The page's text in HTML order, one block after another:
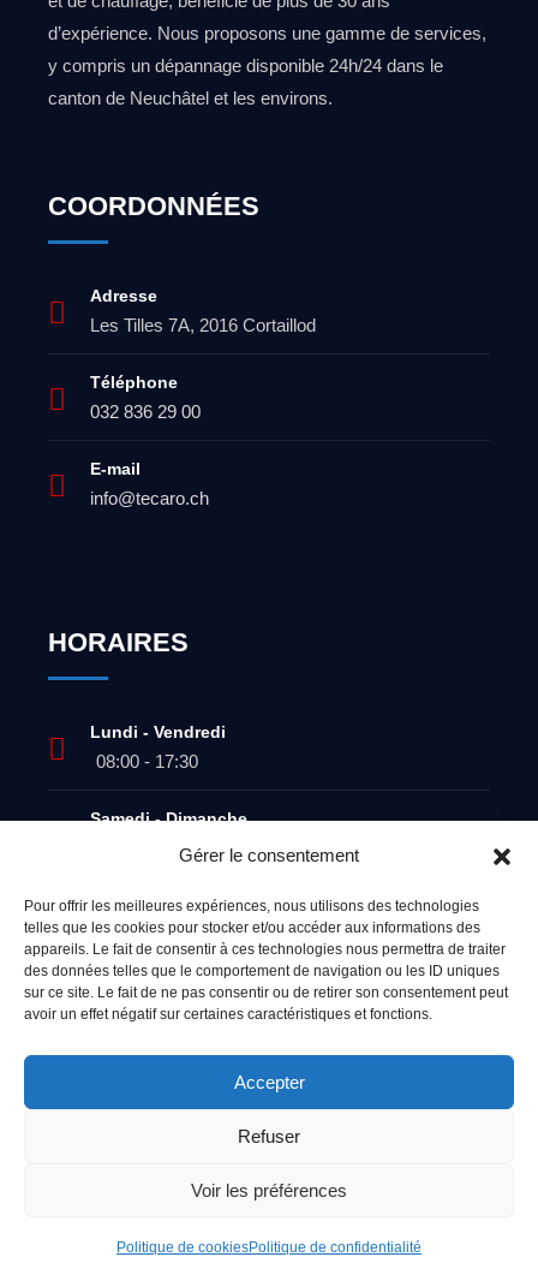
Gérer le consentement
Pour offrir les meilleures expériences, nous utilisons des technologies
telles que les cookies pour stocker et/ou accéder aux informations des
appareils. Le fait de consentir à ces technologies nous permettra de traiter
des données telles que le comportement de navigation ou les ID uniques
sur ce site. Le fait de ne pas consentir ou de retirer son consentement peut
avoir un effet négatif sur certaines caractéristiques et fonctions.
Accepter
Refuser
Voir les préférences
Politique de cookiesPolitique de confidentialité
d’expérience. Nous proposons une gamme de services,
y compris un dépannage disponible 24h/24 dans le
canton de Neuchâtel et les environs.
COORDONNÉES
Adresse
Les Tilles 7A, 2016 Cortaillod
Téléphone
032 836 29 00
E-mail
info@tecaro.ch
HORAIRES
Lundi - Vendredi
08:00 - 17:30
Samedi - Dimanche
Dépannage
24h/24 - 7j/7
site internet par Option Web
Dépannage 24/24h : 032 836 29 00